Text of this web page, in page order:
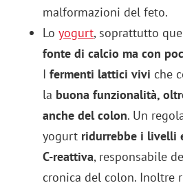
malformazioni del feto.
Loyogurt, soprattutto
fonte di calcio ma con
Ifermenti lattici vivi che
la buona funzionalità,
anche del colon. Un
yogurt ridurrebbe i livelli
C-reattiva, responsabile
cronica del colon. Inoltre